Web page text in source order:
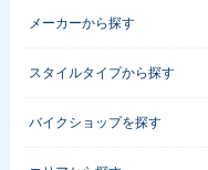
メーカーから探す
スタイルタイプから探す
バイクショップを探す